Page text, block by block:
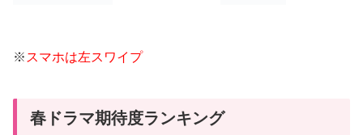
※ スマホは左スワイプ
春ドラマ期待度ランキング